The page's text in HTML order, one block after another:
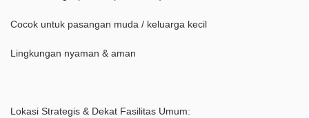
Cocok untuk pasangan muda / keluarga kecil
Lingkungan nyaman & aman
Lokasi Strategis & Dekat Fasilitas Umum: